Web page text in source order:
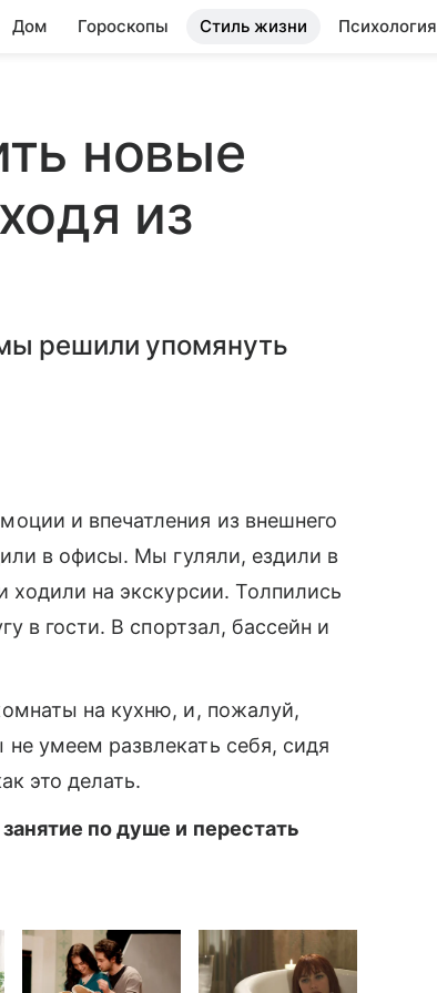
Дом Гороскопы Стиль жизни Психология
новые
из
решили упомянуть
и впечатления из внешнего
в офисы. Мы гуляли, ездили в
ходили на экскурсии. Толпились
в гости. В спортзал, бассейн и
на кухню, и, пожалуй,
умеем развлекать себя, сидя
это делать.
по душе и перестать